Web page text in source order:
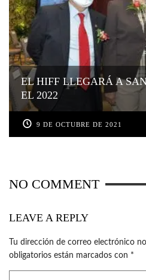
EL HIFF LLEGARÁ A
EL 2022
9 DE OCTUBRE DE 2021
NO COMMENT
LEAVE A REPLY
Tu dirección de correo electrónico
obligatorios están marcados con *